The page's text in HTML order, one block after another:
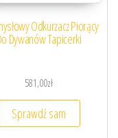
Odkurzacz Piorący
Dywanów Tapicerki
581,00zł
Sprawdź sam